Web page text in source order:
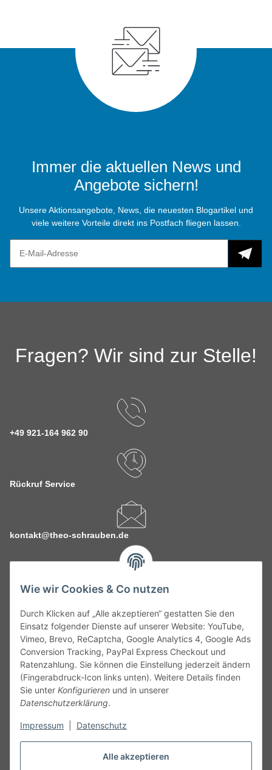
Alle akzeptieren
Wie wir Cookies & Co nutzen
Durch Klicken auf „Alle akzeptieren“ gestatten Sie den
Einsatz folgender Dienste auf unserer Website: YouTube,
Vimeo, Brevo, ReCaptcha, Google Analytics 4, Google Ads
Conversion Tracking, PayPal Express Checkout und
Ratenzahlung. Sie können die Einstellung jederzeit ändern
(Fingerabdruck-Icon links unten). Weitere Details finden
Sie unter Konfigurieren und in unserer
Datenschutzerklärung.
Impressum Datenschutz
Immer die aktuellen News und
Angebote sichern!
Unsere Aktionsangebote, News, die neuesten Blogartikel und
viele weitere Vorteile direkt ins Postfach fliegen lassen.
Fragen? Wir sind zur Stelle!
+49 921-164 962 90
Rückruf Service
kontakt@theo-schrauben.de
Service
Gesetzliche Informationen
Alle technischen Angaben ohne Gewähr. Irrtümer und fehlerhafte
Angaben vorbehalten. Wenn Sie Datenblätter oder spezielle
unseren Kundenservice. Abbildungen der Artikel können